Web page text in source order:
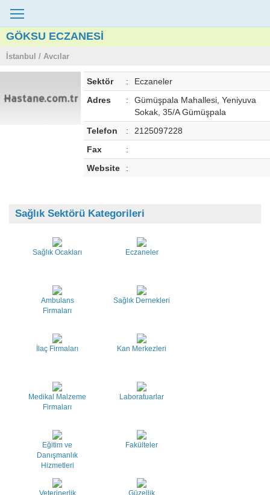
GÖKSU ECZANESİ
İstanbul / Avcılar
Sektör :
Eczaneler
Adres
:
Gümüşpala Mahallesi, Yeniyuva
Sokak, 35/A Gümüşpala
Telefon
:
2125097228
Fax
:
Website
:
Sağlık Sektörü Kategorileri
Sağlık Ocakları Eczaneler
Ambulans
Firmaları
Sağlık Dernekleri
İlaç Firmaları Kan Merkezleri
Medikal Malzeme
Firmaları
Laboratuarlar
Eğitim ve
Danışmanlık
Hizmetleri
Fakülteler
Veterinerlik
Güzellik